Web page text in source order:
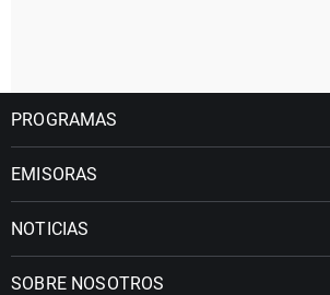
PROGRAMAS
EMISORAS
NOTICIAS
SOBRE NOSOTROS